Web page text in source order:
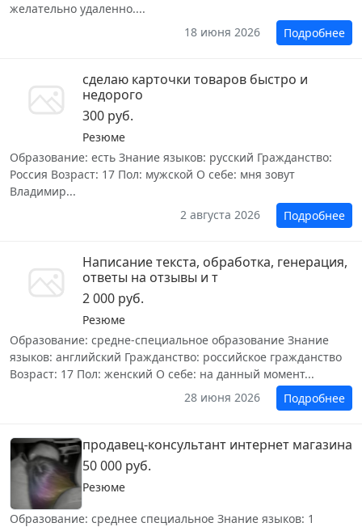
желательно удаленно....
18 июня 2026
Подробнее
сделаю карточки товаров быстро и
недорого
300 руб.
Резюме
Образование: есть Знание языков: русский Гражданство:
Россия Возраст: 17 Пол: мужской О себе: мня зовут
Владимир...
2 августа 2026
Подробнее
Написание текста, обработка, генерация,
ответы на отзывы и т
2 000 руб.
Резюме
Образование: средне-специальное образование Знание
языков: английский Гражданство: российское гражданство
Возраст: 17 Пол: женский О себе: на данный момент...
28 июня 2026
Подробнее
продавец-консультант интернет магазина
50 000 руб.
Резюме
Образование: среднее специальное Знание языков: 1